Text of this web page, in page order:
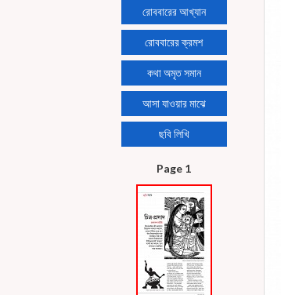
রোববারের আখ্যান
রোববারের ক্রমশ
কথা অমৃত সমান
আসা যাওয়ার মাঝে
ছবি লিখি
Page 1